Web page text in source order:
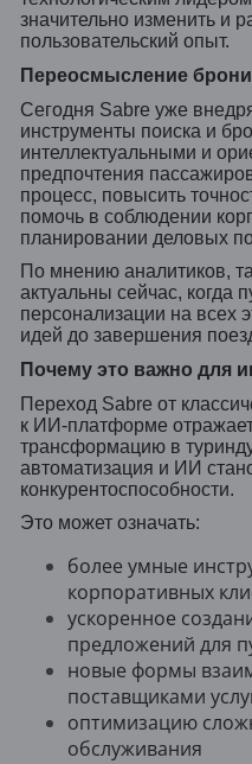
значительно изменить и
пользовательский опыт.
Переосмысление
Сегодня Sabre уже
инструменты поиска и
интеллектуальными и
предпочтения
процесс, повысить
помочь в соблюдении
планировании деловых
По мнению аналитиков,
актуальны сейчас, когда
персонализации на всех
идей до завершения
Почему это важно для
Переход Sabre от
к ИИ-платформе
трансформацию в
автоматизация и ИИ
конкурентоспособности.
Это может означать:
более умные
корпоративных
ускоренное
предложений для
новые формы
поставщиками
оптимизацию
обслуживания